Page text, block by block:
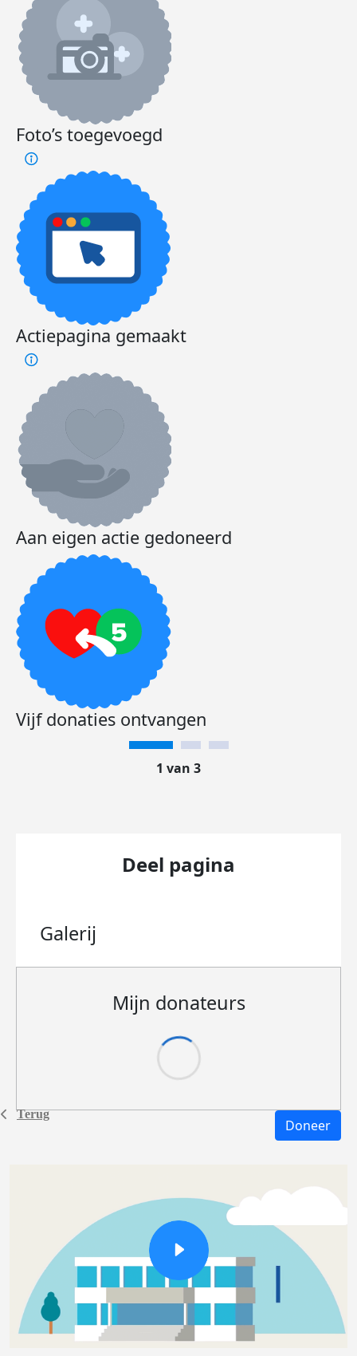
Terug
Foto’s toegevoegd
Actiepagina gemaakt
Aan eigen actie gedoneerd
Vijf donaties ontvangen
1 van 3
Deel pagina
Galerij
Mijn donateurs
Doneer